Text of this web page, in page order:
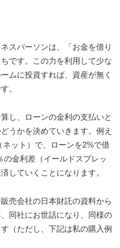
スパーソンは、「お金を借り
です。この力を利用して少な
ムに投資すれば、資産が無く
。
し、ローンの金利の支払いと
うかを決めていきます。例え
ット）で、ローンを2%で借
の金利差（イールドスプレッ
していくことになります。
売会社の日本財託の資料から
同社にお世話になり、同様の
（ただし、下記は私の購入例